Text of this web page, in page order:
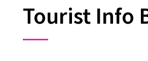
Tourist Info